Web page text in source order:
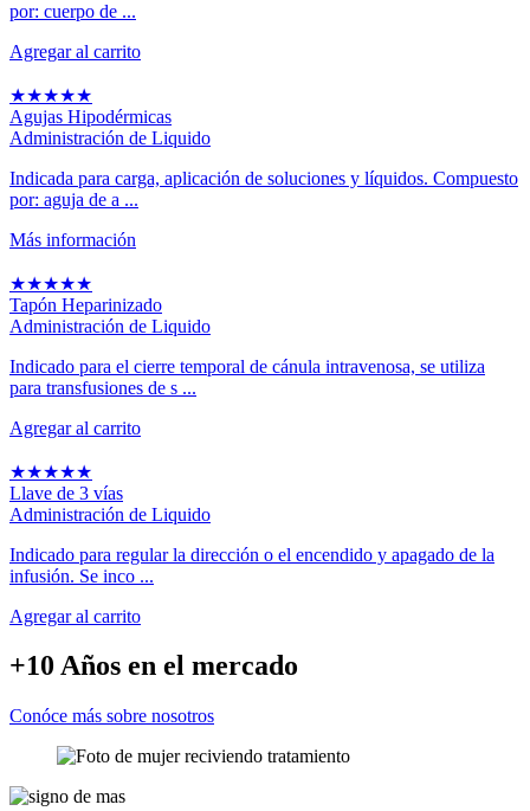
por: cuerpo de ...
Agregar al carrito
★★★★★
Agujas Hipodérmicas
Administración de Liquido
Indicada para carga, aplicación de soluciones y líquidos. Compuesto
por: aguja de a ...
Más información
★★★★★
Tapón Heparinizado
Administración de Liquido
Indicado para el cierre temporal de cánula intravenosa, se utiliza
para transfusiones de s ...
Agregar al carrito
★★★★★
Llave de 3 vías
Administración de Liquido
Indicado para regular la dirección o el encendido y apagado de la
infusión. Se inco ...
Agregar al carrito
+10 Años en el mercado
Conóce más sobre nosotros